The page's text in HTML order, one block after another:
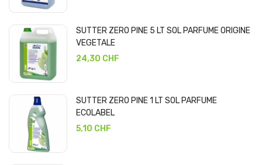
SUTTER ZERO PINE 5 LT SOL PARFUME ORIGINE
VEGETALE
24,30 CHF
SUTTER ZERO PINE 1 LT SOL PARFUME
ECOLABEL
5,10 CHF